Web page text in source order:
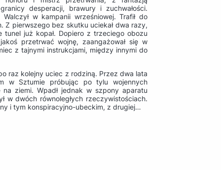
desperacji, brawury i zuchwałości.
w kampanii wrześniowej. Trafił do
Z pierwszego bez skutku uciekał dwa razy,
już kopał. Dopiero z trzeciego obozu
przetrwać wojnę, zaangażował się w
z tajnymi instrukcjami, między innymi do
raz kolejny uciec z rodziną. Przez dwa lata
w Sztumie próbując po tylu wojennych
ziemi. Wpadł jednak w szpony aparatu
w dwóch równoległych rzeczywistościach.
i tym konspiracyjno-ubeckim, z drugiej…